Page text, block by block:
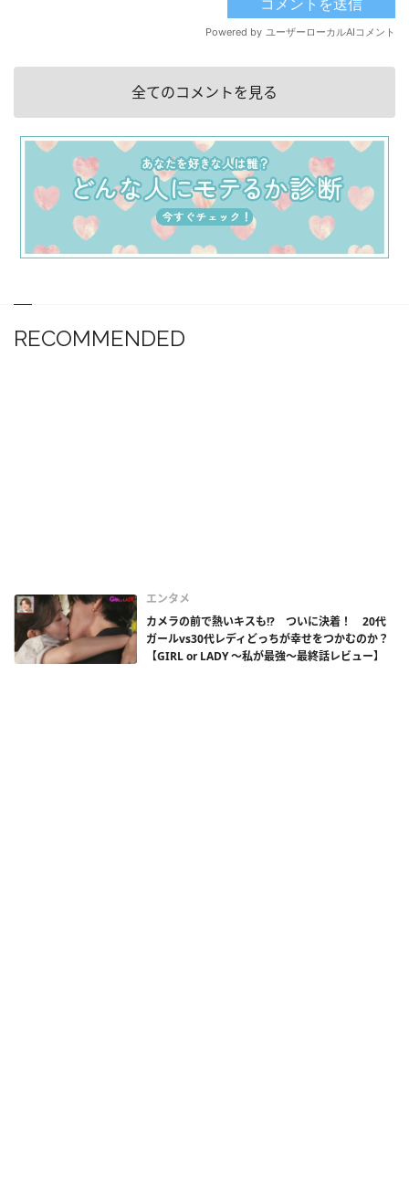
全てのコメントを見る
RECOMMENDED
エンタメ
カメラの前で熱いキスも!? ついに決着！ 20代
ガールvs30代レディどっちが幸せをつかむのか？
【GIRL or LADY 〜私が最強〜最終話レビュー】